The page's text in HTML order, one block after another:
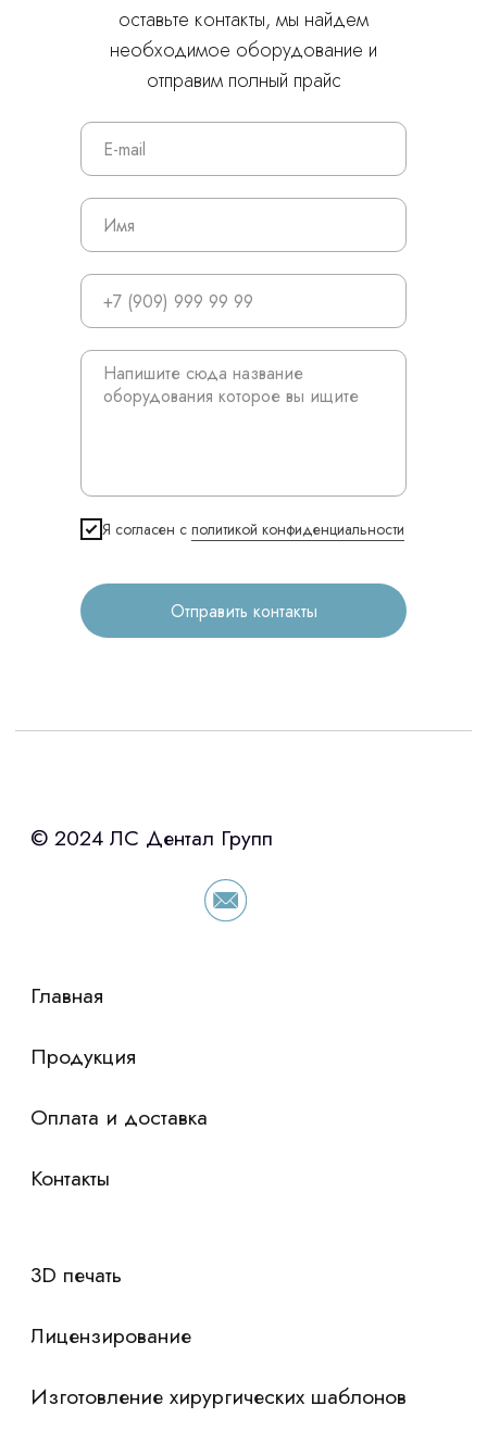
оставьте контакты, мы найдем
необходимое оборудование и
отправим полный прайс
Я согласен с политикой конфиденциальности
Отправить контакты
© 2024 ЛС Дентал Групп
сделано
3D печать
Оплата и доставка